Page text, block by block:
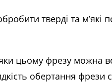
тверді та м’які
цьому фрезу можна
обертання фрези